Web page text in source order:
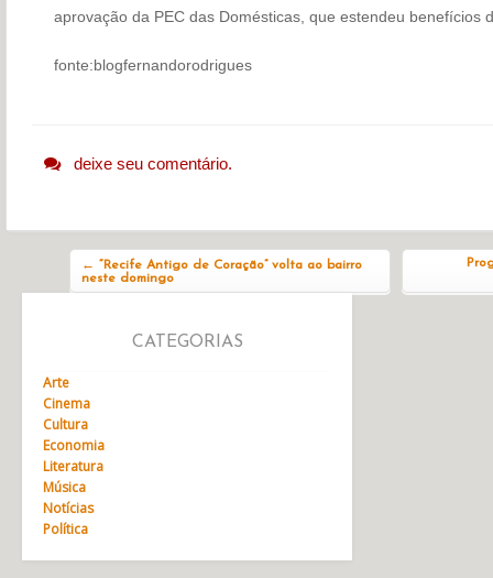
aprovação da PEC das Domésticas, que estendeu benefícios
fonte:blogfernandorodrigues
deixe seu comentário.
← “Recife Antigo de Coração” volta ao bairro
neste domingo
CATEGORIAS
Arte
Cinema
Cultura
Economia
Literatura
Música
Notícias
Política